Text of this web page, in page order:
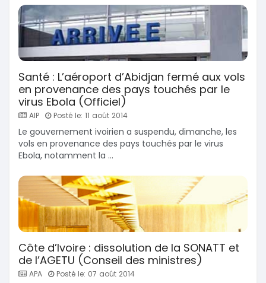
Santé : L’aéroport d’Abidjan fermé aux vols
en provenance des pays touchés par le
virus Ebola (Officiel)
AIP Posté le: 11 août 2014
Le gouvernement ivoirien a suspendu, dimanche, les
vols en provenance des pays touchés par le virus
Ebola, notamment la ...
Côte d’Ivoire : dissolution de la SONATT et
de l’AGETU (Conseil des ministres)
APA Posté le: 07 août 2014